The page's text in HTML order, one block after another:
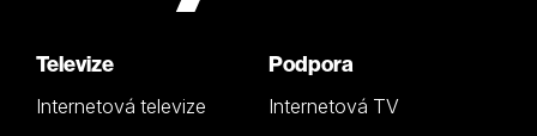
Televize
Internetová televize
Podpora
Internetová TV